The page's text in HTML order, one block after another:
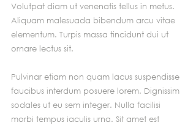
Volutpat diam ut venenatis tellus in metus.
Aliquam malesuada bibendum arcu vitae
elementum. Turpis massa tincidunt dui ut
ornare lectus sit.
Pulvinar etiam non quam lacus suspendisse
faucibus interdum posuere lorem. Dignissim
sodales ut eu sem integer. Nulla facilisi
morbi tempus iaculis urna. Sit amet est